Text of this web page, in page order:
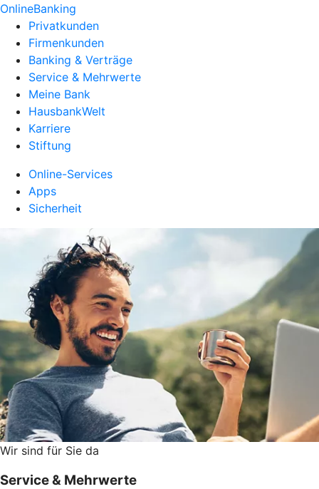
OnlineBanking
Privatkunden
Firmenkunden
Banking & Verträge
Service & Mehrwerte
Meine Bank
HausbankWelt
Karriere
Stiftung
Online-Services
Apps
Sicherheit
Wir sind für Sie da
Service & Mehrwerte